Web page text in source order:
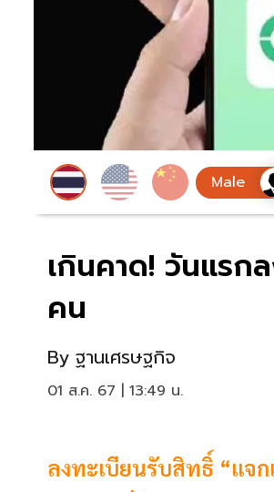
เกินคาด! วันแรก
คน
By ฐานเศรษฐกิจ
01 ส.ค. 67 | 13:49 น.
ลงทะเบียนรับสิทธิ์ “แจ